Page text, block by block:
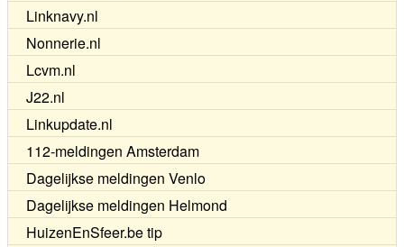
Linknavy.nl
Nonnerie.nl
Lcvm.nl
J22.nl
Linkupdate.nl
112-meldingen Amsterdam
Dagelijkse meldingen Venlo
Dagelijkse meldingen Helmond
HuizenEnSfeer.be tip